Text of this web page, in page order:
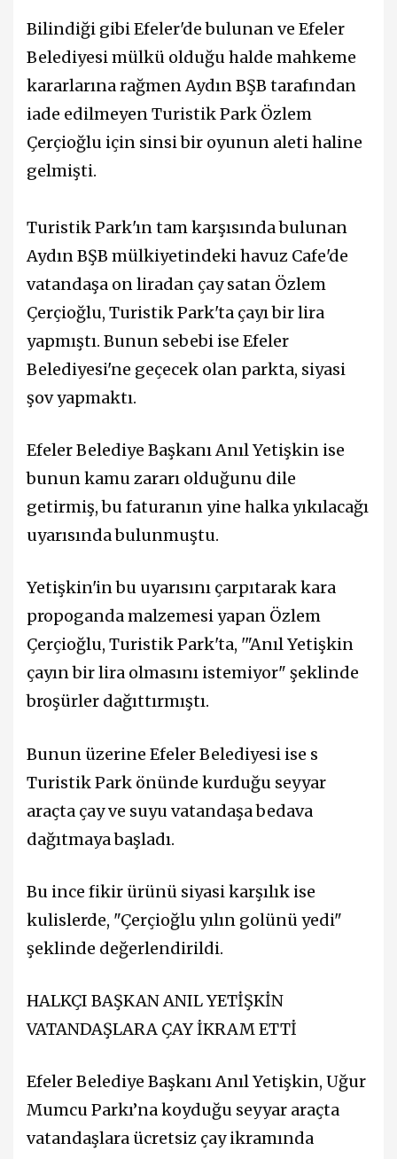
Bilindiği gibi Efeler'de bulunan ve Efeler
Belediyesi mülkü olduğu halde mahkeme
kararlarına rağmen Aydın BŞB tarafından
iade edilmeyen Turistik Park Özlem
Çerçioğlu için sinsi bir oyunun aleti haline
gelmişti.
Turistik Park'ın tam karşısında bulunan
Aydın BŞB mülkiyetindeki havuz Cafe'de
vatandaşa on liradan çay satan Özlem
Çerçioğlu, Turistik Park'ta çayı bir lira
yapmıştı. Bunun sebebi ise Efeler
Belediyesi'ne geçecek olan parkta, siyasi
şov yapmaktı.
Efeler Belediye Başkanı Anıl Yetişkin ise
bunun kamu zararı olduğunu dile
getirmiş, bu faturanın yine halka yıkılacağı
uyarısında bulunmuştu.
Yetişkin'in bu uyarısını çarpıtarak kara
propoganda malzemesi yapan Özlem
Çerçioğlu, Turistik Park'ta, '"Anıl Yetişkin
çayın bir lira olmasını istemiyor" şeklinde
broşürler dağıttırmıştı.
Bunun üzerine Efeler Belediyesi ise s
Turistik Park önünde kurduğu seyyar
araçta çay ve suyu vatandaşa bedava
dağıtmaya başladı.
Bu ince fikir ürünü siyasi karşılık ise
kulislerde, "Çerçioğlu yılın golünü yedi"
şeklinde değerlendirildi.
HALKÇI BAŞKAN ANIL YETİŞKİN
VATANDAŞLARA ÇAY İKRAM ETTİ
Efeler Belediye Başkanı Anıl Yetişkin, Uğur
Mumcu Parkı’na koyduğu seyyar araçta
vatandaşlara ücretsiz çay ikramında